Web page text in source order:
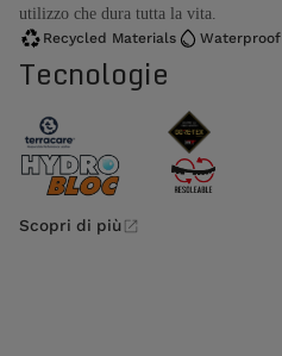
utilizzo che dura tutta la vita.
Recycled Materials Waterproof
Tecnologie
Scopri di più